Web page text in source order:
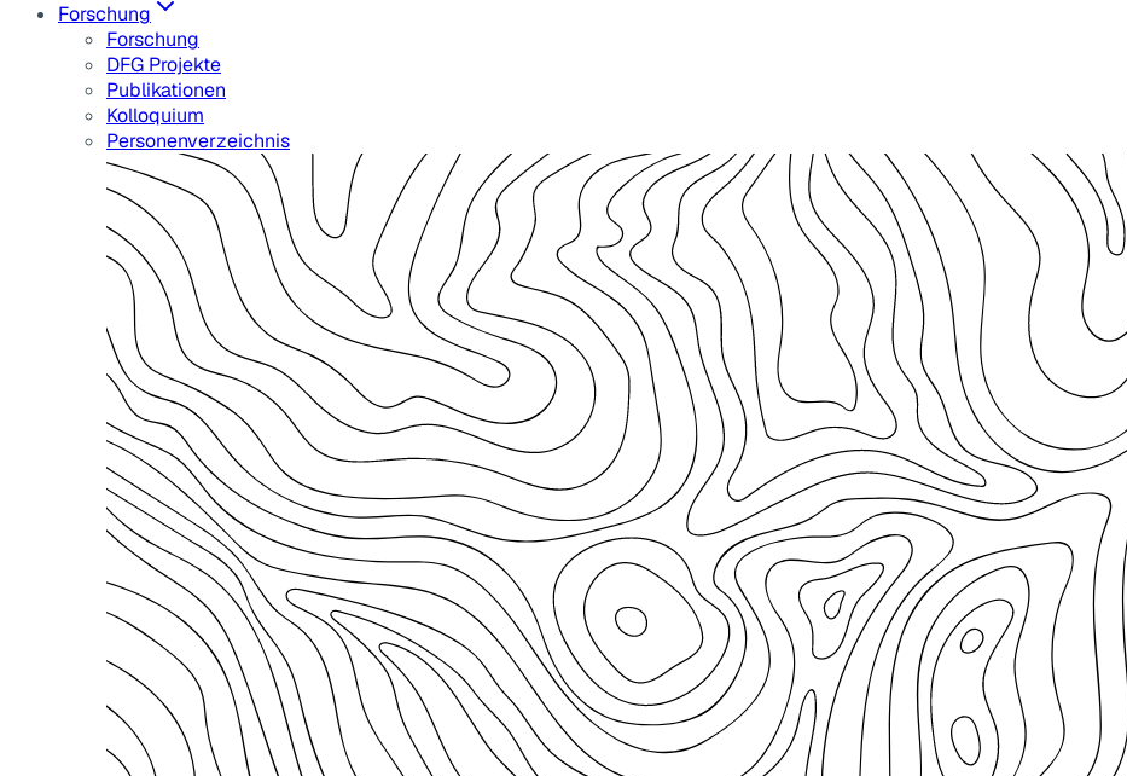
Forschung
Forschung
DFG Projekte
Publikationen
Kolloquium
Personenverzeichnis